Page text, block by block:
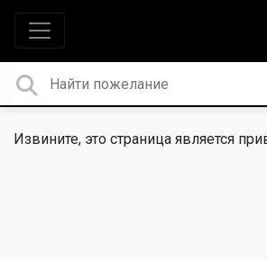
Извините, это страница является